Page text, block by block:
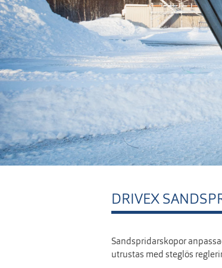
DRIVEX
Sandspridarskopor
utrustas med steglös